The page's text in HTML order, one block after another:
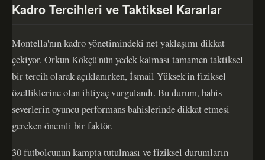
Kadro Tercihleri ve Taktiksel Kararlar
Montella'nın kadro yönetimindeki net yaklaşımı dikkat
çekiyor. Orkun Kökçü'nün yedek kalması tamamen taktiksel
bir tercih olarak açıklanırken, İsmail Yüksek'in fiziksel
özelliklerine olan ihtiyaç vurgulandı. Bu durum, bahis
severlerin oyuncu performans bahislerinde dikkat etmesi
gereken önemli bir faktör.
30 futbolcunun kampta tutulması ve fiziksel durumların